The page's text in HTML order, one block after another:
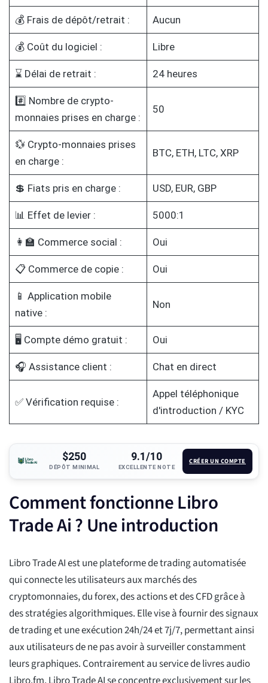
💰 Frais de dépôt/retrait : Aucun
💰 Coût du logiciel : Libre
⌛ Délai de retrait : 24 heures
#️⃣ Nombre de crypto-
monnaies prises en charge :
50
💱 Crypto-monnaies prises
en charge :
BTC, ETH, LTC, XRP
💲 Fiats pris en charge : USD, EUR, GBP
📊 Effet de levier : 5000:1
👩‍🏫 Commerce social : Oui
📋 Commerce de copie : Oui
📱 Application mobile
native :
Non
🖥️ Compte démo gratuit : Oui
🎧 Assistance client : Chat en direct
✅ Vérification requise :
Appel téléphonique
d'introduction / KYC
$250
DÉPÔT MINIMAL
9.1/10
EXCELLENTE NOTE
CRÉER UN COMPTE
Comment fonctionne Libro
Trade Ai ? Une introduction
Libro Trade AI est une plateforme de trading automatisée
qui connecte les utilisateurs aux marchés des
cryptomonnaies, du forex, des actions et des CFD grâce à
des stratégies algorithmiques. Elle vise à fournir des signaux
de trading et une exécution 24h/24 et 7j/7, permettant ainsi
aux utilisateurs de ne pas avoir à surveiller constamment
leurs graphiques. Contrairement au service de livres audio